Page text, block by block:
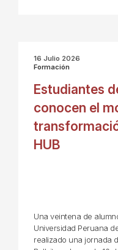
16 Julio 2026
Formación
Estudiantes
conocen el
HUB
Una veintena de
Universidad Peruana
realizado una jornada